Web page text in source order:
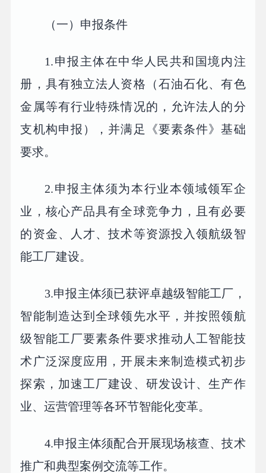
（一）申报条件
1.申报主体在中华人民共和国境内注
册，具有独立法人资格（石油石化、有色
金属等有行业特殊情况的，允许法人的分
支机构申报），并满足《要素条件》基础
要求。
2.申报主体须为本行业本领域领军企
业，核心产品具有全球竞争力，且有必要
的资金、人才、技术等资源投入领航级智
能工厂建设。
3.申报主体须已获评卓越级智能工厂，
智能制造达到全球领先水平，并按照领航
级智能工厂要素条件要求推动人工智能技
术广泛深度应用，开展未来制造模式初步
探索，加速工厂建设、研发设计、生产作
业、运营管理等各环节智能化变革。
4.申报主体须配合开展现场核查、技术
推广和典型案例交流等工作。